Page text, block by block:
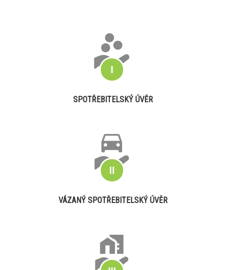
SPOTŘEBITELSKÝ ÚVĚR
VÁZANÝ SPOTŘEBITELSKÝ ÚVĚR